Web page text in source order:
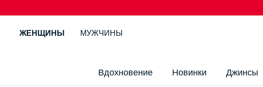
ЖЕНЩИНЫ МУЖЧИНЫ
Вдохновение Новинки Джинсы